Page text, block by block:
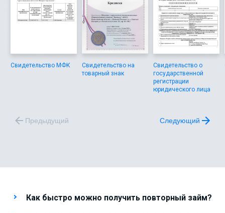
Свидетельство МФК
Свидетельство на
товарный знак
Свидетельство о
государственной
регистрации
юридического лица
Предыдущий Следующий
Как быстро можно получить повторный займ?